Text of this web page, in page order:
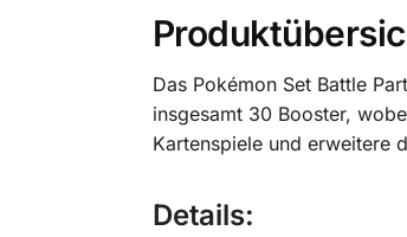
Das Pokémon Set Battle
insgesamt 30 Booster,
Kartenspiele und erweitere
Details: